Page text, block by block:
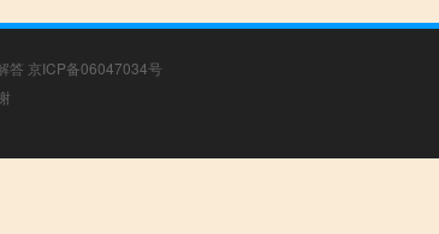
答 京ICP备06047034号